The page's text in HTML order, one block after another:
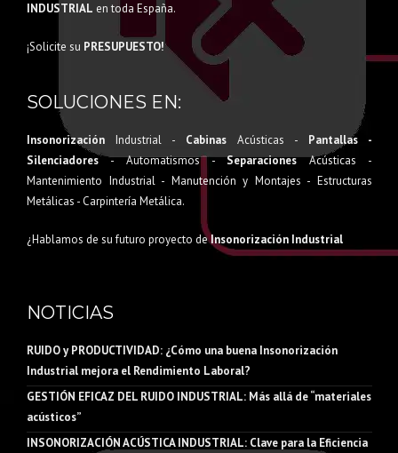
INDUSTRIAL en toda España.
¡Solicite su PRESUPUESTO!
SOLUCIONES EN:
Insonorización Industrial - Cabinas Acústicas - Pantallas -
Silenciadores- Automatismos -SeparacionesAcústicas -
Mantenimiento Industrial - Manutención y Montajes - Estructuras
Metálicas - Carpintería Metálica.
¿Hablamos de su futuro proyecto deInsonorización Industrial
NOTICIAS
RUIDO y PRODUCTIVIDAD: ¿Cómo una buena Insonorización
Industrial mejora el Rendimiento Laboral?
GESTIÓN EFICAZ DEL RUIDO INDUSTRIAL: Más allá de “materiales
acústicos”
INSONORIZACIÓN ACÚSTICA INDUSTRIAL: Clave para la Eficiencia